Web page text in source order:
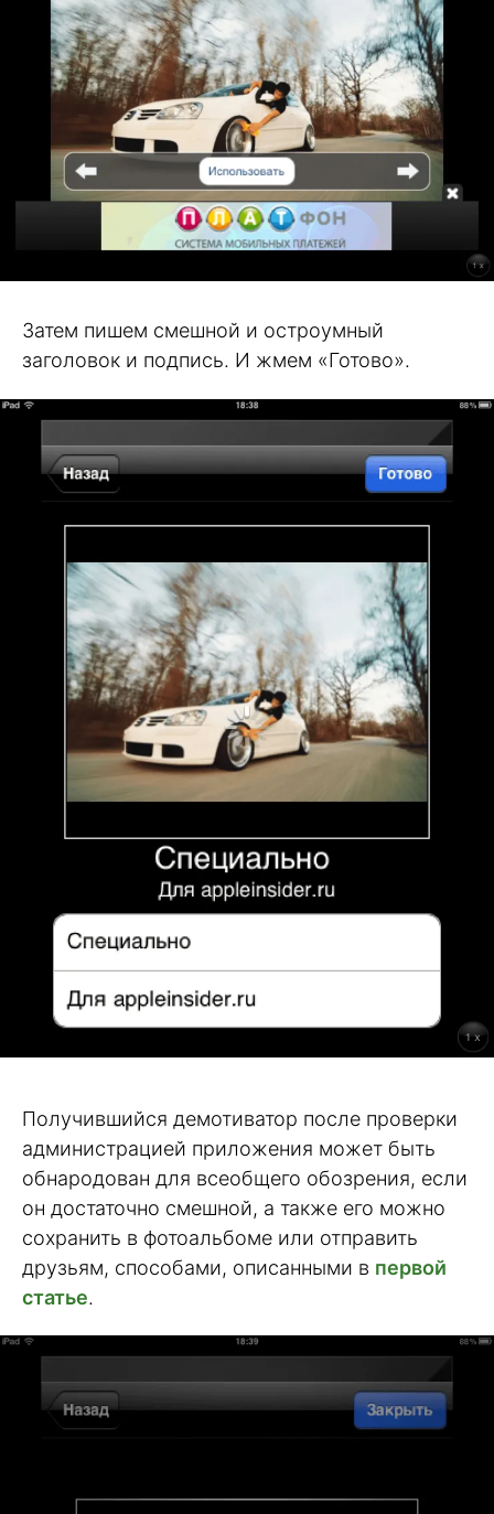
Затем пишем смешной и остроумный
заголовок и подпись. И жмем «Готово».
Получившийся демотиватор после проверки
администрацией приложения может быть
обнародован для всеобщего обозрения, если
он достаточно смешной, а также его можно
сохранить в фотоальбоме или отправить
друзьям, способами, описанными в первой
статье.